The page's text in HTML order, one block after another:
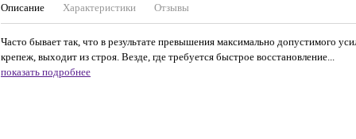
Описание Характеристики Отзывы
Часто бывает так, что в результате превышения максимально допустимого
крепеж, выходит из строя. Везде, где требуется быстрое восстановление...
показать подробнее